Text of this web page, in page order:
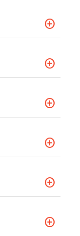
add_circle
add_circle
add_circle
add_circle
add_circle
add_circle